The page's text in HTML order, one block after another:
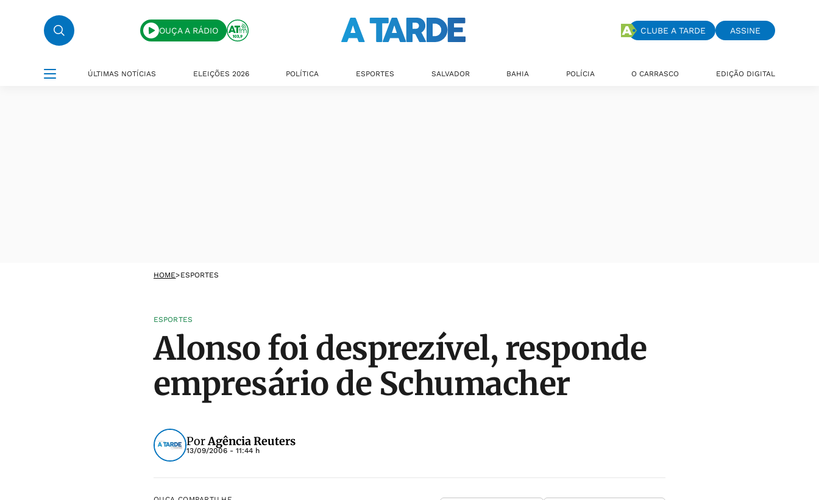
OUÇA A RÁDIO CLUBE A TARDE ASSINE
ÚLTIMAS NOTÍCIAS ELEIÇÕES 2026 POLÍTICA ESPORTES SALVADOR BAHIA POLÍCIA O CARRASCO EDIÇÃO DIGITAL
HOME>ESPORTES
ESPORTES
Alonso foi desprezível, responde
empresário de Schumacher
PorAgência Reuters
13/09/2006 - 11:44 h